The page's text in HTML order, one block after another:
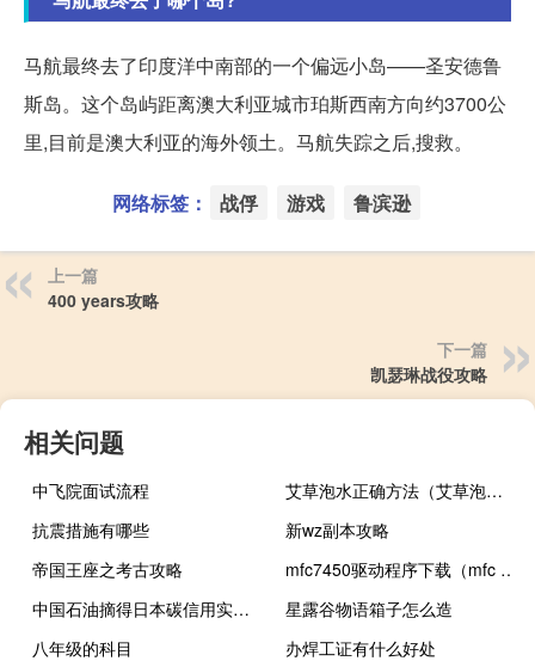
马航最终去了印度洋中南部的一个偏远小岛——圣安德鲁
斯岛。这个岛屿距离澳大利亚城市珀斯西南方向约3700公
里,目前是澳大利亚的海外领土。马航失踪之后,搜救。
网络标签： 战俘 游戏 鲁滨逊
上一篇
400 years攻略
下一篇
凯瑟琳战役攻略
相关问题
中飞院面试流程
艾草泡水正确方法（艾草泡水喝有什么功效）
抗震措施有哪些
新wz副本攻略
帝国王座之考古攻略
mfc7450驱动程序下载（mfc 7340驱动下载）
中国石油摘得日本碳信用实货交易首单
星露谷物语箱子怎么造
八年级的科目
办焊工证有什么好处